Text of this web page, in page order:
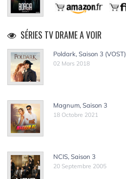
SÉRIES TV DRAME A VOIR
Poldark, Saison 3 (VOST)
02 Mars 2018
Magnum, Saison 3
18 Octobre 2021
NCIS, Saison 3
20 Septembre 2005